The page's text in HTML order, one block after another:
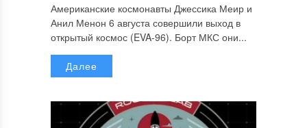
Американские космонавты Джессика Меир и
Анил Менон 6 августа совершили выход в
открытый космос (EVA-96). Борт МКС они...
Далее